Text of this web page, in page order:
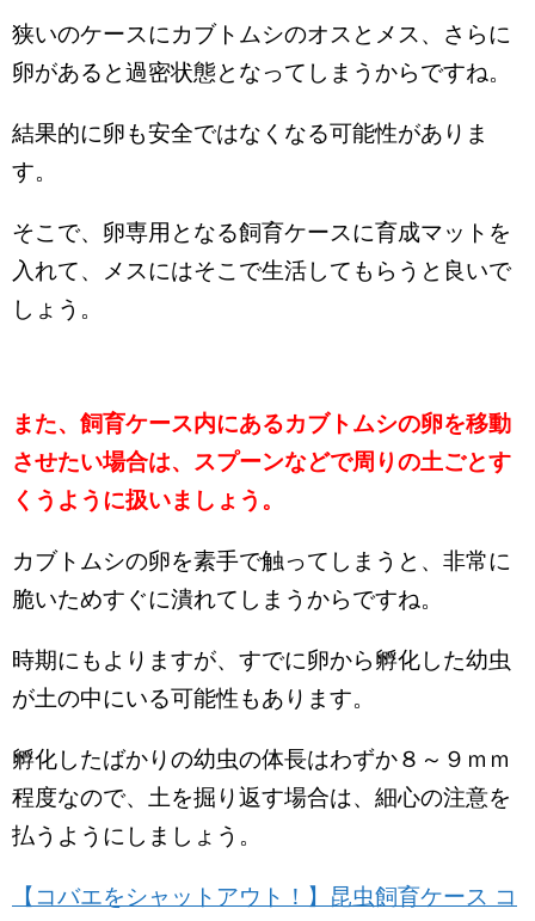
狭いのケースにカブトムシのオスとメス、さらに
卵があると過密状態となってしまうからですね。
結果的に卵も安全ではなくなる可能性がありま
す。
そこで、卵専用となる飼育ケースに育成マットを
入れて、メスにはそこで生活してもらうと良いで
しょう。
また、飼育ケース内にあるカブトムシの卵を移動
させたい場合は、スプーンなどで周りの土ごとす
くうように扱いましょう。
カブトムシの卵を素手で触ってしまうと、非常に
脆いためすぐに潰れてしまうからですね。
時期にもよりますが、すでに卵から孵化した幼虫
が土の中にいる可能性もあります。
孵化したばかりの幼虫の体長はわずか８～９ｍｍ
程度なので、土を掘り返す場合は、細心の注意を
払うようにしましょう。
【コバエをシャットアウト！】昆虫飼育ケース コ